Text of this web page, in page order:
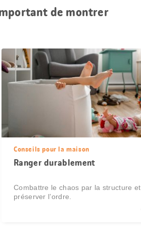
de montrer
Conseils pour la maison
Ranger durablement
Combattre le chaos par la structure et
préserver l’ordre.